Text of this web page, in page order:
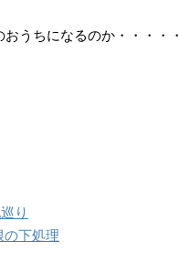
うちになるのか・・・・・
り
下処理